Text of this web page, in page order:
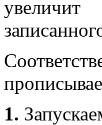
1.